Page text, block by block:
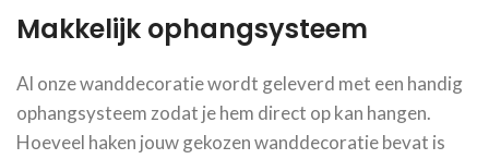
Makkelijk ophangsysteem
Al onze wanddecoratie wordt geleverd met een handig
ophangsysteem zodat je hem direct op kan hangen.
Hoeveel haken jouw gekozen wanddecoratie bevat is